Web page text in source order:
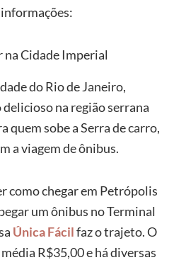
na Cidade Imperial
do Rio de Janeiro,
na região serrana
quem sobe a Serra de carro,
a viagem de ônibus.
como chegar em Petrópolis
um ônibus no Terminal
Única Fácilfaz o trajeto. O
R$35,00 e há diversas